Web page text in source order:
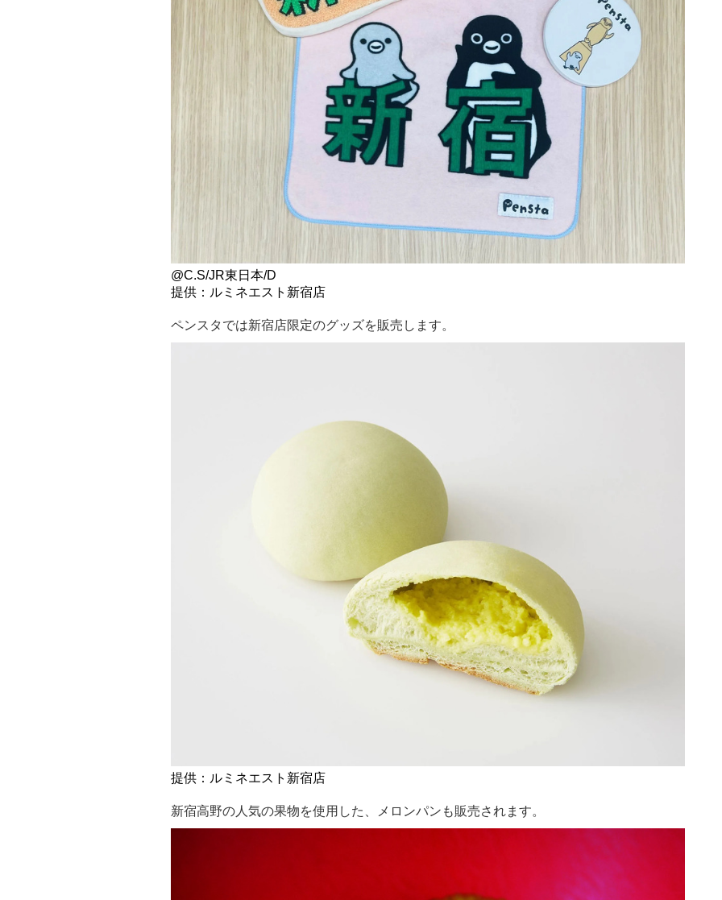
@C.S/JR東日本/D
提供：ルミネエスト新宿店
ペンスタでは新宿店限定のグッズを販売します。
提供：ルミネエスト新宿店
新宿高野の人気の果物を使用した、メロンパンも販売されます。